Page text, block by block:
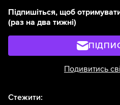
Підпишіться, щоб
(раз на два тижні)
Подивитись
Стежити: